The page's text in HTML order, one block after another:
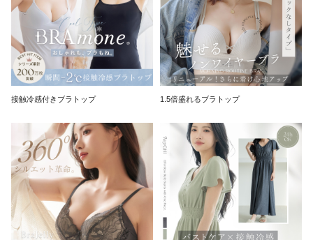
接触冷感付きブラトップ 1.5倍盛れるブラトップ